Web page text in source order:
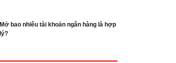
Mở bao nhiêu tài khoản ngân hàng là hợp
lý?